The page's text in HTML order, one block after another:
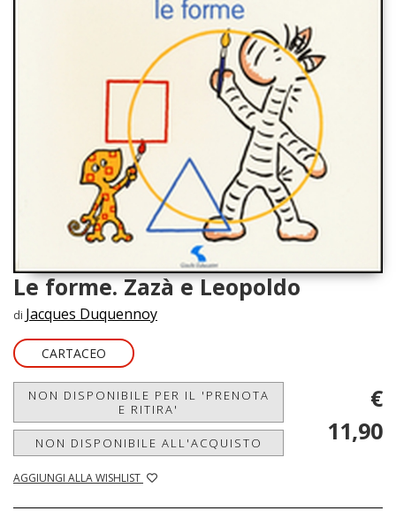
Le forme. Zazà e Leopoldo
di Jacques Duquennoy
CARTACEO
NON DISPONIBILE PER IL 'PRENOTA
E RITIRA'
NON DISPONIBILE ALL'ACQUISTO
AGGIUNGI ALLA WISHLIST
€
11,90